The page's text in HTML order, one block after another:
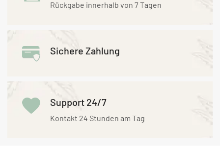
Rückgabe innerhalb von 7 Tagen
Sichere Zahlung
Support 24/7
Kontakt 24 Stunden am Tag